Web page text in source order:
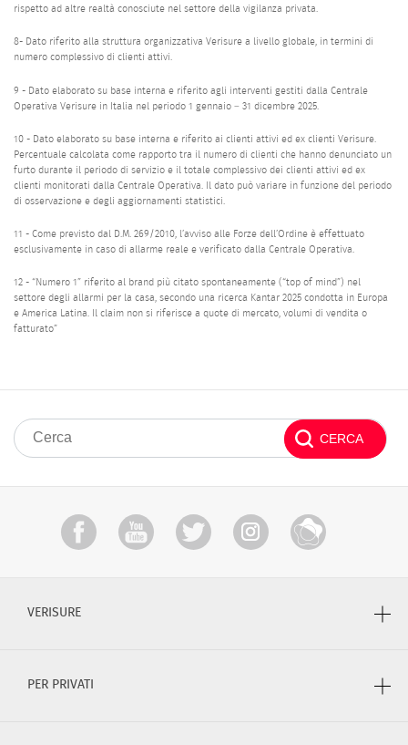
rispetto ad altre realtà conosciute nel settore della vigilanza privata.
8- Dato riferito alla struttura organizzativa Verisure a livello globale, in termini di
numero complessivo di clienti attivi.
9 - Dato elaborato su base interna e riferito agli interventi gestiti dalla Centrale
Operativa Verisure in Italia nel periodo 1 gennaio – 31 dicembre 2025.
10 - Dato elaborato su base interna e riferito ai clienti attivi ed ex clienti Verisure.
Percentuale calcolata come rapporto tra il numero di clienti che hanno denunciato un
furto durante il periodo di servizio e il totale complessivo dei clienti attivi ed ex
clienti monitorati dalla Centrale Operativa. Il dato può variare in funzione del periodo
di osservazione e degli aggiornamenti statistici.
11 - Come previsto dal D.M. 269/2010, l’avviso alle Forze dell’Ordine è effettuato
esclusivamente in caso di allarme reale e verificato dalla Centrale Operativa.
12 - “Numero 1” riferito al brand più citato spontaneamente (“top of mind”) nel
settore degli allarmi per la casa, secondo una ricerca Kantar 2025 condotta in Europa
e America Latina. Il claim non si riferisce a quote di mercato, volumi di vendita o
fatturato”
VERISURE
PER PRIVATI